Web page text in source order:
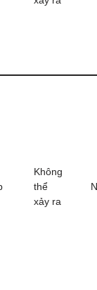
Không
thể
xảy ra